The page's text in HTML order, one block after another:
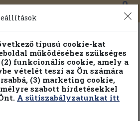
0
több mint 30 000 kötet közül
20% kedvezménnyel!
típusú cookie-kat
működéséhez szükséges
funkcionális cookie, amely a
vételét teszi az Ön számára
(3) marketing cookie,
szabott hirdetésekkel
A sütiszabályzatunkat itt